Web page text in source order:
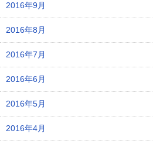
2016年9月
2016年8月
2016年7月
2016年6月
2016年5月
2016年4月